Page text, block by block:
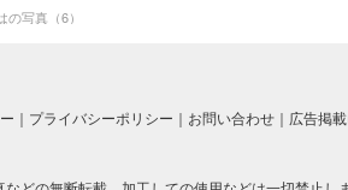
写真（6）
プライバシーポリシー お問い合わせ 広告掲